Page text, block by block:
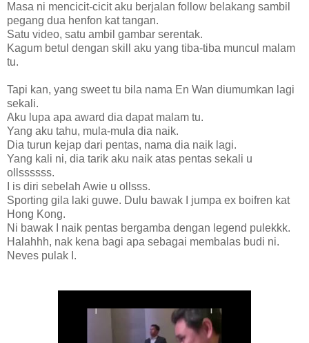
Masa ni mencicit-cicit aku berjalan follow belakang sambil
pegang dua henfon kat tangan.
Satu video, satu ambil gambar serentak.
Kagum betul dengan skill aku yang tiba-tiba muncul malam
tu.
Tapi kan, yang sweet tu bila nama En Wan diumumkan lagi
sekali.
Aku lupa apa award dia dapat malam tu.
Yang aku tahu, mula-mula dia naik.
Dia turun kejap dari pentas, nama dia naik lagi.
Yang kali ni, dia tarik aku naik atas pentas sekali u
ollssssss.
I is diri sebelah Awie u ollsss.
Sporting gila laki guwe. Dulu bawak I jumpa ex boifren kat
Hong Kong.
Ni bawak I naik pentas bergamba dengan legend pulekkk.
Halahhh, nak kena bagi apa sebagai membalas budi ni.
Neves pulak I.